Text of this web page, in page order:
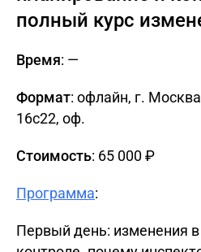
полный курс
Время: —
Формат: офлайн, г.
16с22, oф.
Стоимость: 65 000 ₽
Программа:
Первый день: изменения